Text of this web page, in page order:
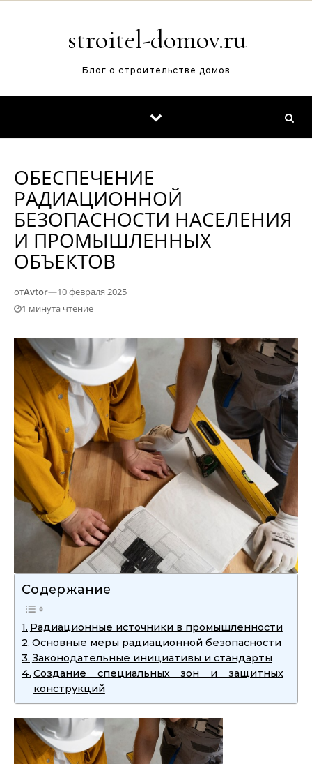
stroitel-domov.ru
Блог о строительстве домов
ОБЕСПЕЧЕНИЕ
РАДИАЦИОННОЙ
БЕЗОПАСНОСТИ НАСЕЛЕНИЯ
И ПРОМЫШЛЕННЫХ
ОБЪЕКТОВ
отAvtor—10 февраля 2025
1 минута чтение
Содержание
Радиационные источники в промышленности
Основные меры радиационной безопасности
Законодательные инициативы и стандарты
Создание специальных зон и защитных
конструкций